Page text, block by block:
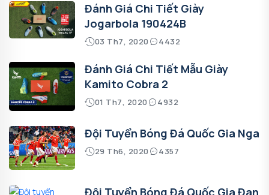
Đánh Giá Chi Tiết Giày
Jogarbola 190424B
03 Th7, 2020 4432
Đánh Giá Chi Tiết Mẫu Giày
Kamito Cobra 2
01 Th7, 2020 4932
Đội Tuyển Bóng Đá Quốc Gia Nga
29 Th6, 2020 4357
Đội Tuyển Bóng Đá Quốc Gia Đan